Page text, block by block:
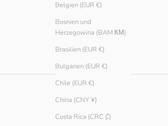
Belgien (EUR €)
Bosnien und
Herzegowina (BAM КМ)
Brasilien (EUR €)
Bulgarien (EUR €)
Chile (EUR €)
China (CNY ¥)
Costa Rica (CRC ₡)